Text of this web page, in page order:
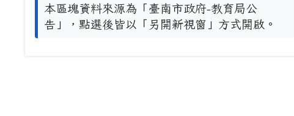
本區塊資料來源為「臺南市政府-教育局公
告」，點選後皆以「另開新視窗」方式開啟。